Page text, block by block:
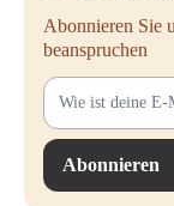
Abonnieren Sie
beanspruchen
Abonnieren